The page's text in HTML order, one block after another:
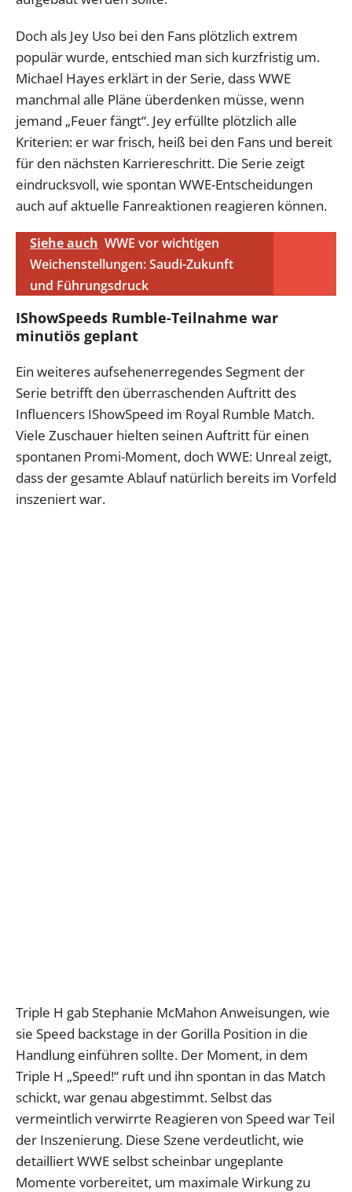
Doch als Jey Uso bei den Fans plötzlich extrem
populär wurde, entschied man sich kurzfristig um.
Michael Hayes erklärt in der Serie, dass WWE
manchmal alle Pläne überdenken müsse, wenn
jemand „Feuer fängt“. Jey erfüllte plötzlich alle
Kriterien: er war frisch, heiß bei den Fans und bereit
für den nächsten Karriereschritt. Die Serie zeigt
eindrucksvoll, wie spontan WWE-Entscheidungen
auch auf aktuelle Fanreaktionen reagieren können.
Siehe auch WWE vor wichtigen
Weichenstellungen: Saudi-Zukunft
und Führungsdruck
IShowSpeeds Rumble-Teilnahme war
minutiös geplant
Ein weiteres aufsehenerregendes Segment der
Serie betrifft den überraschenden Auftritt des
Influencers IShowSpeed im Royal Rumble Match.
Viele Zuschauer hielten seinen Auftritt für einen
spontanen Promi-Moment, doch WWE: Unreal zeigt,
dass der gesamte Ablauf natürlich bereits im Vorfeld
inszeniert war.
Triple H gab Stephanie McMahon Anweisungen, wie
sie Speed backstage in der Gorilla Position in die
Handlung einführen sollte. Der Moment, in dem
Triple H „Speed!“ ruft und ihn spontan in das Match
schickt, war genau abgestimmt. Selbst das
vermeintlich verwirrte Reagieren von Speed war Teil
der Inszenierung. Diese Szene verdeutlicht, wie
detailliert WWE selbst scheinbar ungeplante
Momente vorbereitet, um maximale Wirkung zu